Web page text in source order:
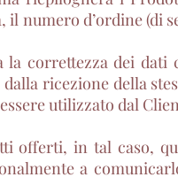
numero d’ordine (di
correttezza dei dati
dalla ricezione della
utilizzato dal
offerti, in tal caso,
a